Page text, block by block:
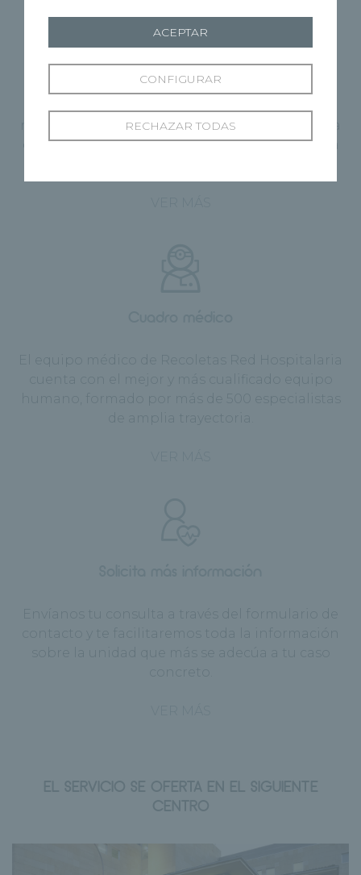
Por qué elegir Recoletas
mejores resultados y garantizar el bienestar y la
calidad de vida de los pacientes a través de una
El equipo médico de Recoletas Red Hospitalaria
cuenta con el mejor y más cualificado equipo
humano, formado por más de 500 especialistas
de amplia trayectoria.
Envíanos tu consulta a través del formulario de
contacto y te facilitaremos toda la información
sobre la unidad que más se adecúa a tu caso
concreto.
EL SERVICIO SE OFERTA EN EL SIGUIENTE
CENTRO
RECHAZAR TODAS
CONFIGURAR
ACEPTAR